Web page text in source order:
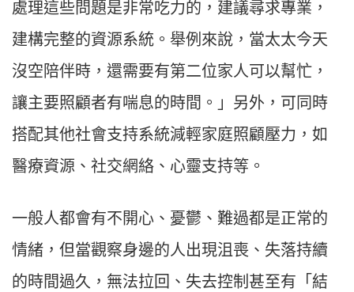
處理這些問題是非常吃力的，建議尋求專業，
建構完整的資源系統。舉例來說，當太太今天
沒空陪伴時，還需要有第二位家人可以幫忙，
讓主要照顧者有喘息的時間。」另外，可同時
搭配其他社會支持系統減輕家庭照顧壓力，如
醫療資源、社交網絡、心靈支持等。
一般人都會有不開心、憂鬱、難過都是正常的
情緒，但當觀察身邊的人出現沮喪、失落持續
的時間過久，無法拉回、失去控制甚至有「結